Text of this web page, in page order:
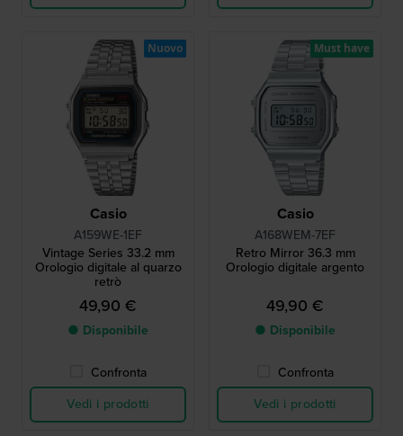
Casio
A159WE-1EF
Vintage Series 33.2 mm
Orologio digitale al quarzo
retrò
49,90 €
● Disponibile
Confronta
Vedi i prodotti
Nuovo
Casio
A168WEM-7EF
Retro Mirror 36.3 mm
Orologio digitale argento
49,90 €
● Disponibile
Confronta
Vedi i prodotti
Must have